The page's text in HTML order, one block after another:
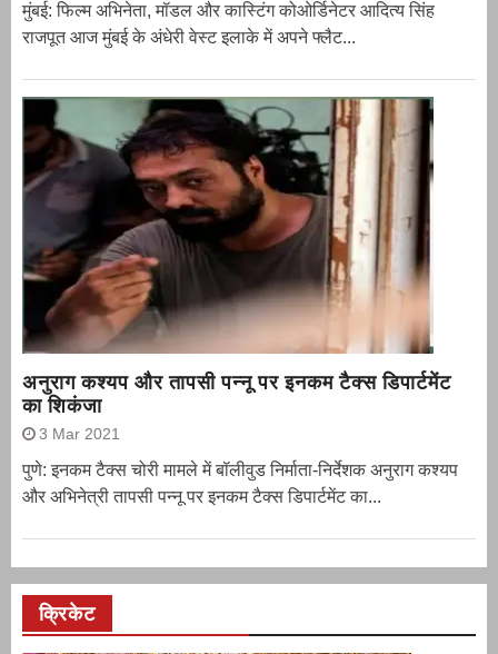
मुंबई: फिल्म अभिनेता, मॉडल और कास्टिंग कोओर्डिनेटर आदित्य सिंह
राजपूत आज मुंबई के अंधेरी वेस्ट इलाके में अपने फ्लैट...
अनुराग कश्यप और तापसी पन्नू पर इनकम टैक्स डिपार्टमेंट
का शिकंजा
3 Mar 2021
पुणे: इनकम टैक्स चोरी मामले में बॉलीवुड निर्माता-निर्देशक अनुराग कश्यप
और अभिनेत्री तापसी पन्नू पर इनकम टैक्स डिपार्टमेंट का...
क्रिकेट